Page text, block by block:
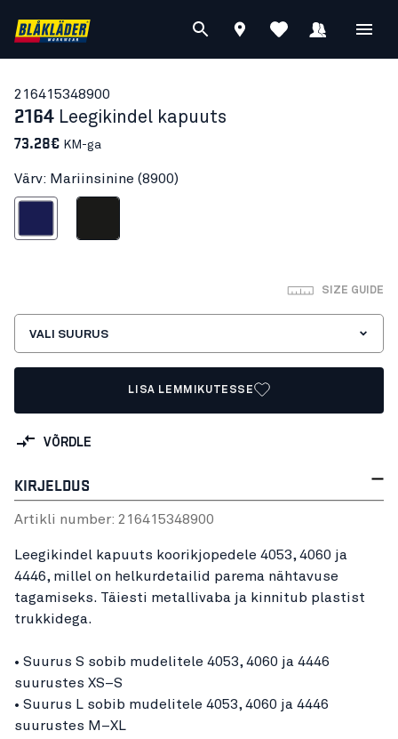
216415348900
2164 Leegikindel kapuuts
73.28€ KM-ga
Värv: Mariinsinine (8900)
SIZE GUIDE
VALI SUURUS
LISA LEMMIKUTESSE
VÕRDLE
KIRJELDUS
Artikli number: 216415348900
Leegikindel kapuuts koorikjopedele 4053, 4060 ja
4446, millel on helkurdetailid parema nähtavuse
tagamiseks. Täiesti metallivaba ja kinnitub plastist
trukkidega.
• Suurus S sobib mudelitele 4053, 4060 ja 4446
suurustes XS–S
• Suurus L sobib mudelitele 4053, 4060 ja 4446
suurustes M–XL